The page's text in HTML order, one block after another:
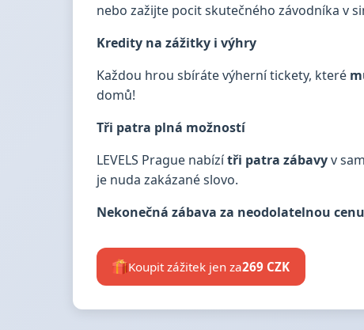
nebo zažijte pocit skutečného závodníka v
Kredity na zážitky i výhry
Každou hrou sbíráte výherní tickety, které
domů!
Tři patra plná možností
LEVELS Prague nabízítři patra zábavyv
je nuda zakázané slovo.
Nekonečná zábava za neodolatelnou cenu
Koupit zážitek jen za269 CZK